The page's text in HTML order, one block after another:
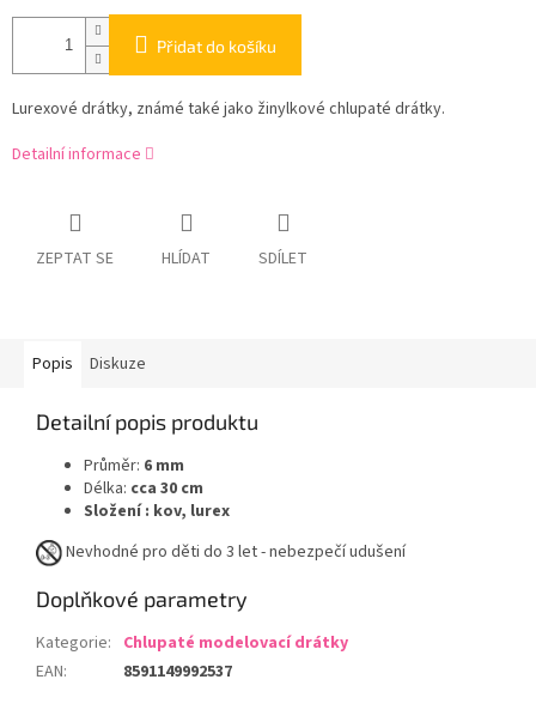
Přidat do košíku
Lurexové drátky, známé také jako žinylkové chlupaté drátky.
Detailní informace
ZEPTAT SE HLÍDAT SDÍLET
Popis Diskuze
Detailní popis produktu
Průměr: 6 mm
Délka: cca 30 cm
Složení : kov, lurex
Nevhodné pro děti do 3 let - nebezpečí udušení
Doplňkové parametry
Kategorie: Chlupaté modelovací drátky
EAN: 8591149992537